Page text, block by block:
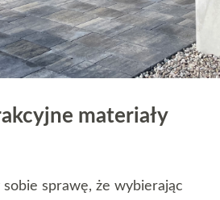
materiały
sobie sprawę, że wybierając